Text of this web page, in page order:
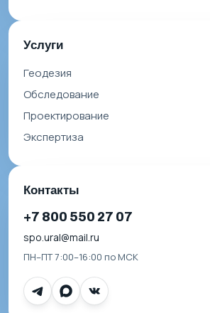
Услуги
Геодезия
Обследование
Проектирование
Экспертиза
Контакты
+7 800 550 27 07
spo.ural@mail.ru
ПН–ПТ 7:00–16:00 по МСК